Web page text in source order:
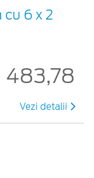
cu 6 x 2
483,78
Vezi detalii